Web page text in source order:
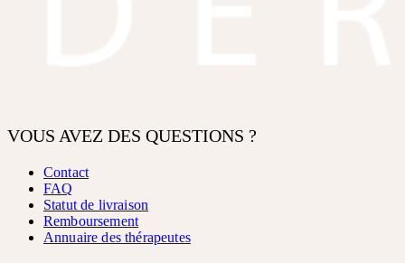
VOUS AVEZ DES QUESTIONS ?
Contact
FAQ
Statut de livraison
Remboursement
Annuaire des thérapeutes